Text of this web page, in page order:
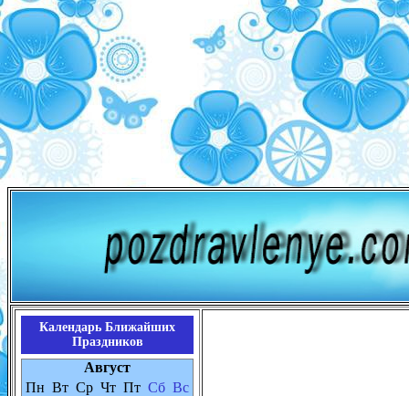
Календарь Ближайших
Праздников
Август
Пн Вт Ср Чт Пт Сб Вс